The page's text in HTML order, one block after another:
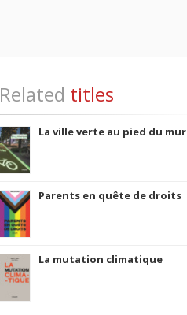
Related titles
La ville verte au pied du mur
Parents en quête de droits
La mutation climatique